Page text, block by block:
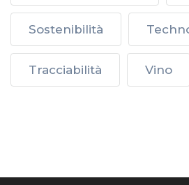
Sostenibilità
Tracciabilità Vino